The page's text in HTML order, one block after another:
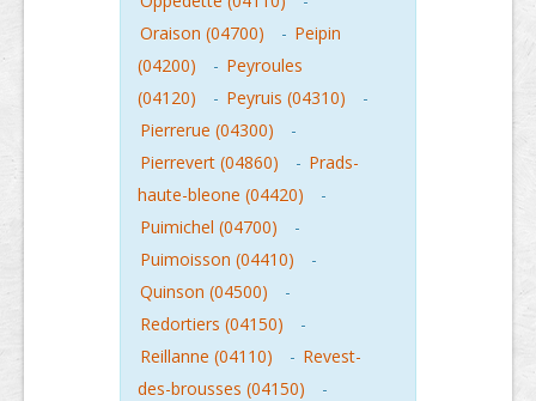
Oraison (04700)
- Peipin
(04200)
- Peyroules
(04120)
- Peyruis (04310)
-
Pierrerue (04300)
-
Pierrevert (04860)
- Prads-
haute-bleone (04420)
-
Puimichel (04700)
-
Puimoisson (04410)
-
Quinson (04500)
-
Redortiers (04150)
-
Reillanne (04110)
- Revest-
des-brousses (04150)
-